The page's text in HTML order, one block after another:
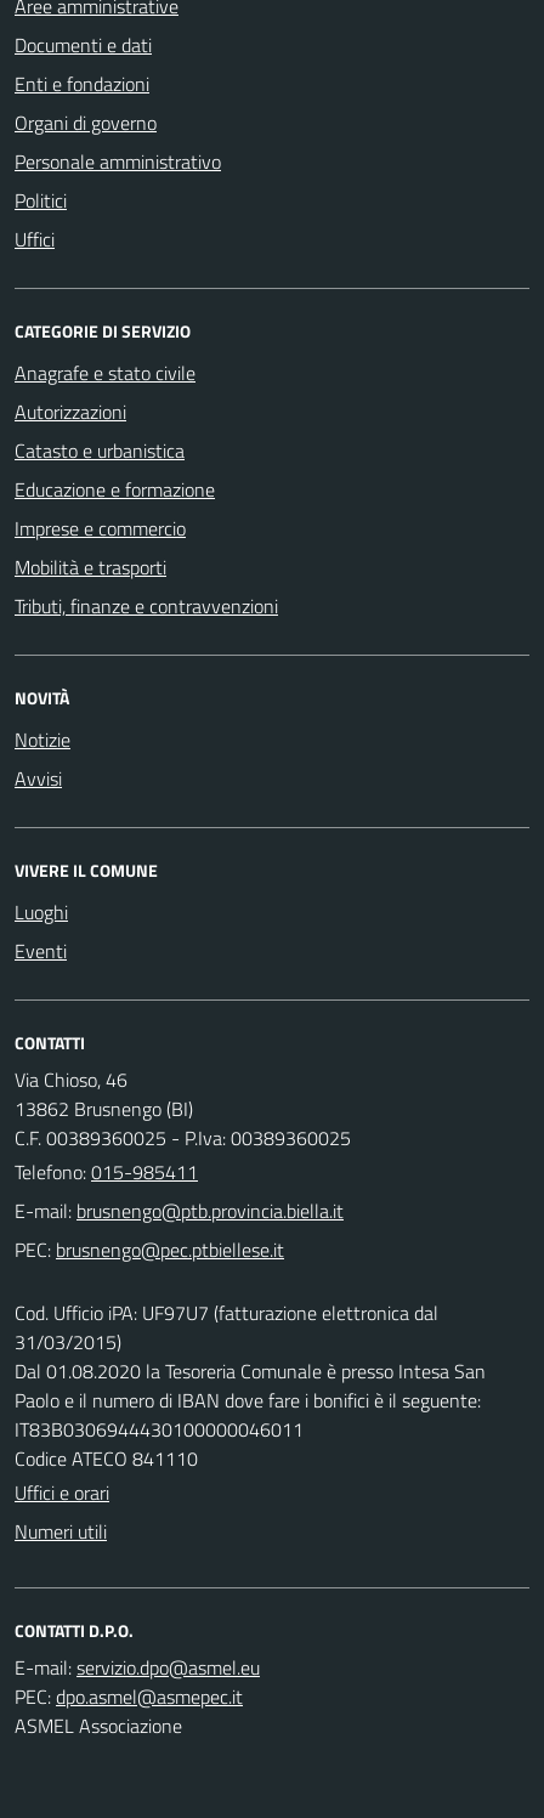
Documenti e dati
Enti e fondazioni
Organi di governo
Personale amministrativo
Politici
Uffici
CATEGORIE DI SERVIZIO
Anagrafe e stato civile
Autorizzazioni
Catasto e urbanistica
Educazione e formazione
Imprese e commercio
Mobilità e trasporti
Tributi, finanze e contravvenzioni
NOVITÀ
Notizie
Avvisi
VIVERE IL COMUNE
Luoghi
Eventi
CONTATTI
Via Chioso, 46
13862 Brusnengo (BI)
C.F. 00389360025 - P.Iva: 00389360025
Telefono:015-985411
E-mail:
PEC:
Cod. Ufficio iPA: UF97U7 (fatturazione elettronica dal
31/03/2015)
Dal 01.08.2020 la Tesoreria Comunale è presso Intesa San
Paolo e il numero di IBAN dove fare i bonifici è il seguente:
IT83B0306944430100000046011
Codice ATECO 841110
Uffici e orari
Numeri utili
CONTATTI D.P.O.
E-mail:
PEC:
ASMEL Associazione